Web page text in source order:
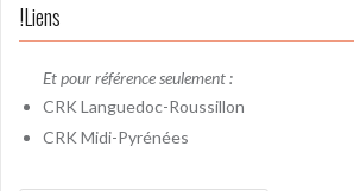
!Liens
Et pour référence seulement :
CRK Languedoc-Roussillon
CRK Midi-Pyrénées